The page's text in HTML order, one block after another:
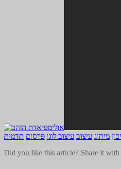
מיתוג עיצוב עיצוב לוגו פרסום תדמית
Did you like this article? Share it